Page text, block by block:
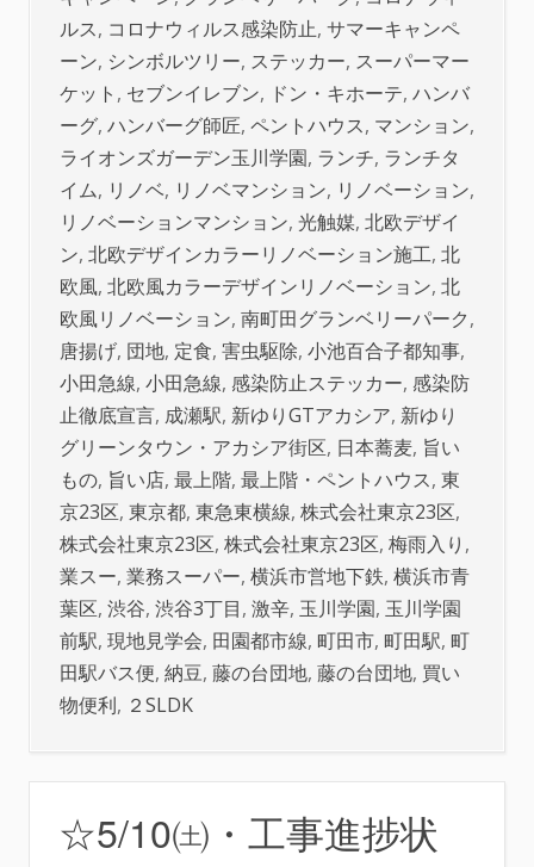
ルス, コロナウィルス感染防止, サマーキャンペ
ーン, シンボルツリー, ステッカー, スーパーマー
ケット , セブンイレブン, ドン・キホーテ, ハンバ
ーグ, ハンバーグ師匠, ペントハウス, マンション,
ライオンズガーデン玉川学園, ランチ, ランチタ
イム, リノベ, リノベマンション, リノベーション,
リノベーションマンション, 光触媒, 北欧デザイ
ン, 北欧デザインカラーリノベーション施工, 北
欧風, 北欧風カラーデザインリノベーション, 北
欧風リノベーション, 南町田グランベリーパーク,
唐揚げ, 団地, 定食, 害虫駆除, 小池百合子都知事,
小田急線, 小田急線, 感染防止ステッカー, 感染防
止徹底宣言, 成瀬駅, 新ゆりGTアカシア, 新ゆり
グリーンタウン・アカシア街区, 日本蕎麦, 旨い
もの, 旨い店, 最上階, 最上階・ペントハウス, 東
京23区, 東京都, 東急東横線, 株式会社東京23区,
株式会社東京23区, 株式会社東京23区, 梅雨入り ,
業スー, 業務スーパー, 横浜市営地下鉄, 横浜市青
葉区, 渋谷, 渋谷3丁目, 激辛, 玉川学園, 玉川学園
前駅, 現地見学会, 田園都市線, 町田市, 町田駅, 町
田駅バス便, 納豆, 藤の台団地, 藤の台団地, 買い
物便利, ２SLDK
☆5/10㈯・工事進捗状